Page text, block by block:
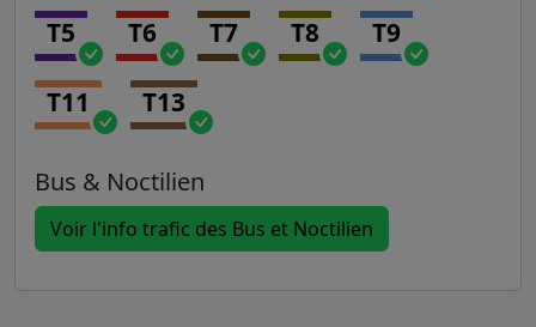
T5 T6 T7 T8 T9
T11 T13
Bus & Noctilien
Voir l'info trafic des Bus et Noctilien